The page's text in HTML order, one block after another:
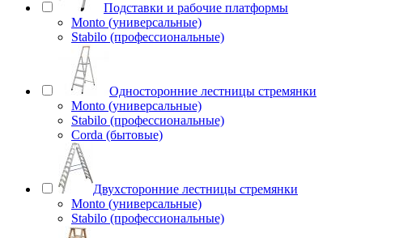
Подставки и рабочие платформы
Monto (универсальные)
Stabilo (профессиональные)
Односторонние лестницы стремянки
Monto (универсальные)
Stabilo (профессиональные)
Corda (бытовые)
Двухсторонние лестницы стремянки
Monto (универсальные)
Stabilo (профессиональные)